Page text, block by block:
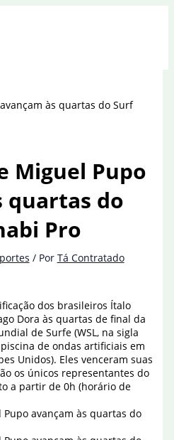
às quartas do Surf
Miguel Pupo
quartas do
Pro
/ Por Tá Contratado
dos brasileiros Ítalo
Dora às quartas de final da
de Surfe (WSL, na sigla
de ondas artificiais em
Unidos). Eles venceram suas
os únicos representantes do
a partir de 0h (horário de